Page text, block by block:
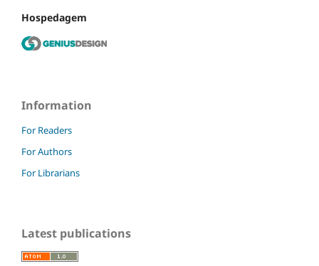
Hospedagem
Information
For Readers
For Authors
For Librarians
Latest publications